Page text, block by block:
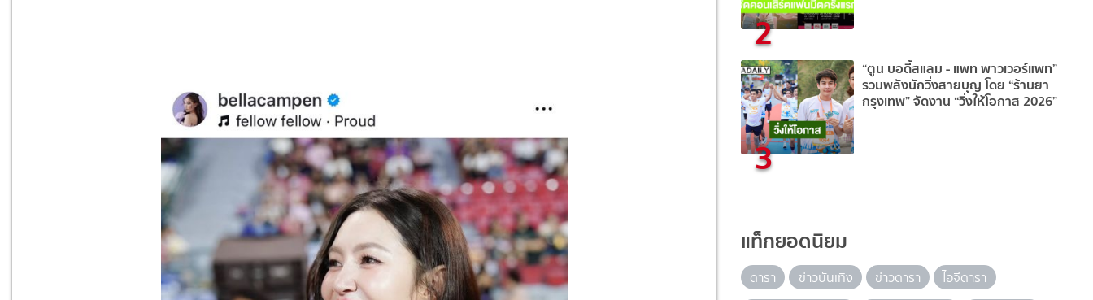
2
3
“ตูน บอดี้สแลม - แพท พาวเวอร์แพท”
รวมพลังนักวิ่งสายบุญ โดย “ร้านยา
กรุงเทพ” จัดงาน “วิ่งให้โอกาส 2026”
แท็กยอดนิยม
ดารา ข่าวบันเทิง ข่าวดารา
ไอจีดารา